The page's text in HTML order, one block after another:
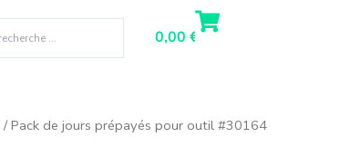
0,00 €
/ Pack de jours prépayés pour outil #30164